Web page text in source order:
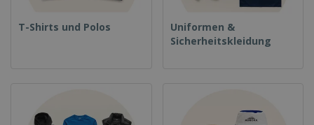
T-Shirts und Polos
Uniformen &
Sicherheitskleidung